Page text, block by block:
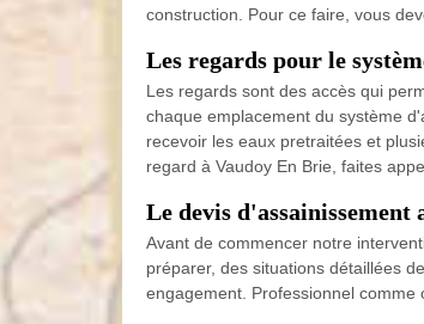
construction. Pour ce faire, vous
Les regards pour le
Les regards sont des accès qui
chaque emplacement du système
recevoir les eaux pretraitées et
regard à Vaudoy En Brie, faites
Le devis d'assainissement
Avant de commencer notre
préparer, des situations détaillées
engagement. Professionnel comme